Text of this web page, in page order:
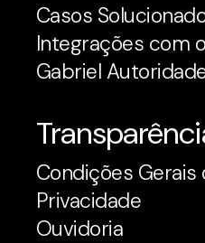
Casos
Integrações com
Gabriel
Condições Gerais
Privacidade
Ouvidoria